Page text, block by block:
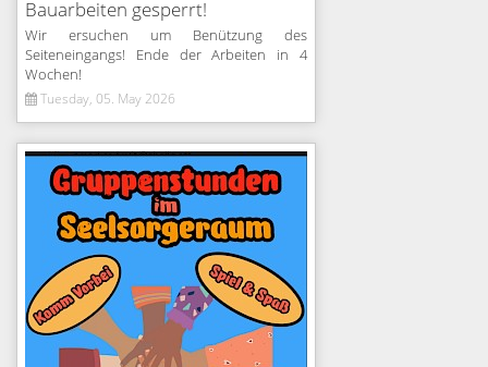
Bauarbeiten gesperrt!
Wir ersuchen um Benützung des
Seiteneingangs! Ende der Arbeiten in 4
Wochen!
Tuesday, 05. May 2026